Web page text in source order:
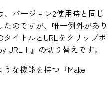
バージョン2使用時と同じ
のですが、唯一例外があり
イトルとURLをクリップボ
URL+』の切り替えです。
な機能を持つ『Make